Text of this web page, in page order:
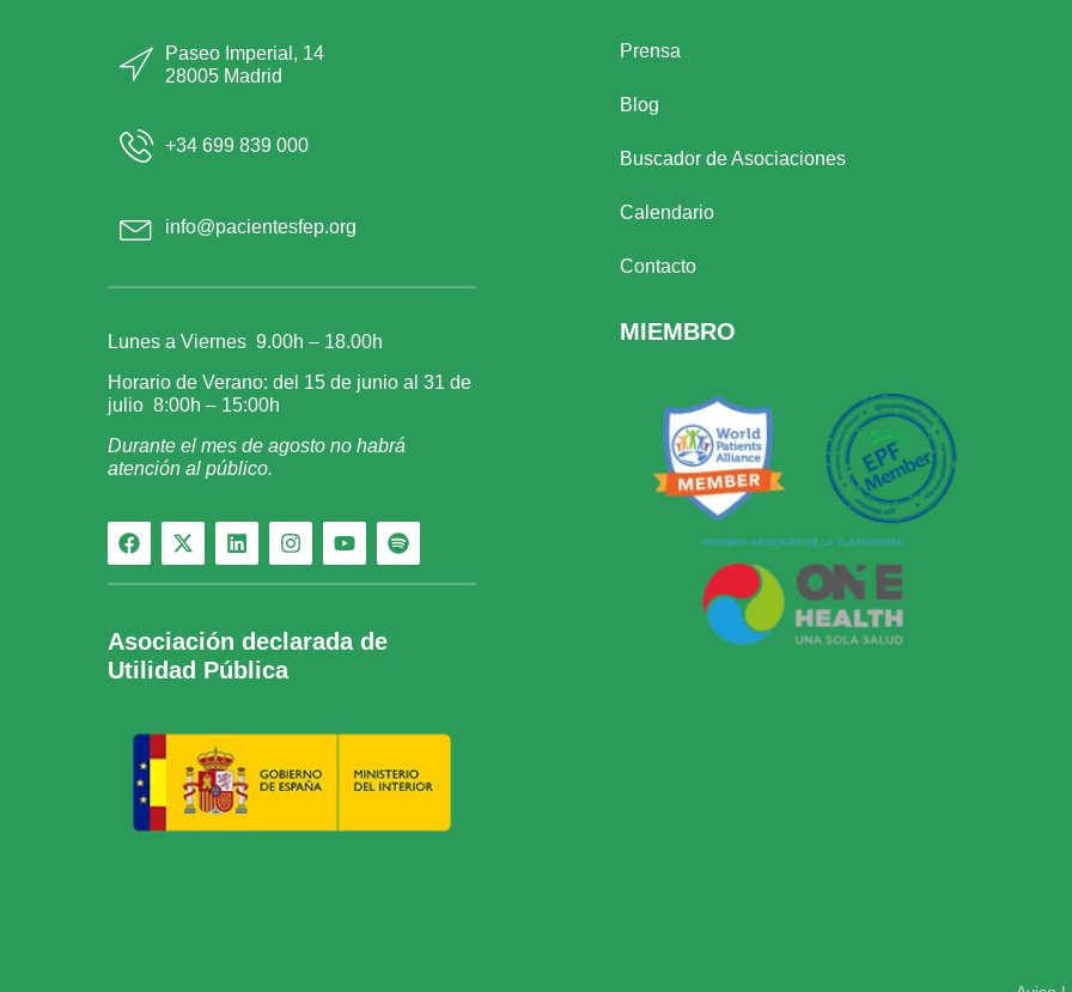
Paseo Imperial, 14
28005 Madrid
+34 699 839 000
info@pacientesfep.org
Lunes a Viernes 9.00h – 18.00h
Horario de Verano: del 15 de junio al 31 de
julio 8:00h – 15:00h
Durante el mes de agosto no habrá
atención al público.
Asociación declarada de
Utilidad Pública
Prensa
Blog
Buscador de Asociaciones
Calendario
Contacto
MIEMBRO